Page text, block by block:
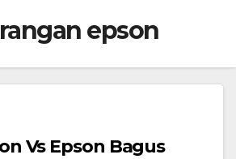
epson
Vs Epson Bagus